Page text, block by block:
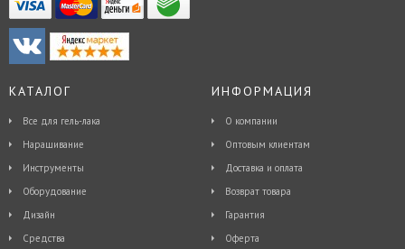
КАТАЛОГ
Все для гель-лака
Наращивание
Инструменты
Оборудование
Дизайн
Средства
ИНФОРМАЦИЯ
О компании
Оптовым клиентам
Доставка и оплата
Возврат товара
Гарантия
Оферта